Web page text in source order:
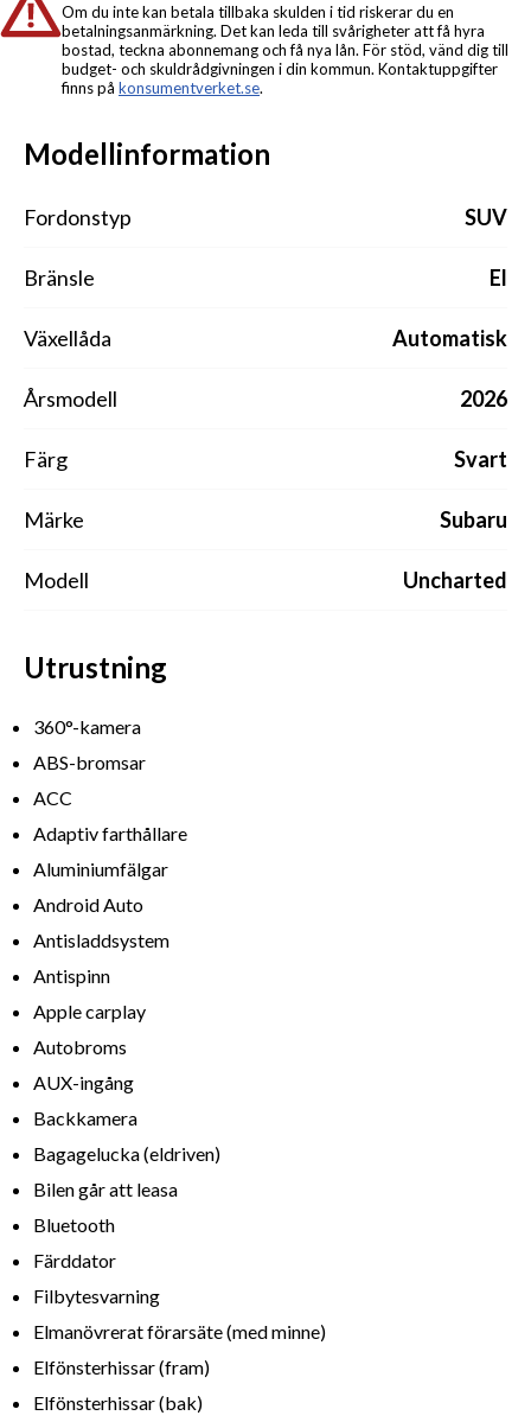
Om du inte kan betala tillbaka skulden i tid riskerar du en
betalningsanmärkning. Det kan leda till svårigheter att få hyra
bostad, teckna abonnemang och få nya lån. För stöd, vänd dig till
budget- och skuldrådgivningen i din kommun. Kontaktuppgifter
finns på konsumentverket.se.
Modellinformation
Fordonstyp SUV
Bränsle El
Växellåda Automatisk
Årsmodell 2026
Färg Svart
Märke Subaru
Modell Uncharted
Utrustning
360°-kamera
ABS-bromsar
ACC
Adaptiv farthållare
Aluminiumfälgar
Android Auto
Antisladdsystem
Antispinn
Apple carplay
Autobroms
AUX-ingång
Backkamera
Bagagelucka (eldriven)
Bilen går att leasa
Bluetooth
Färddator
Filbytesvarning
Elmanövrerat förarsäte (med minne)
Elfönsterhissar (fram)
Elfönsterhissar (bak)